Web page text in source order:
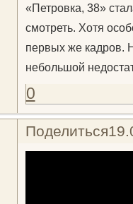
«Петровка, 38»
смотреть. Хотя
первых же кадров.
небольшой
0
Поделиться